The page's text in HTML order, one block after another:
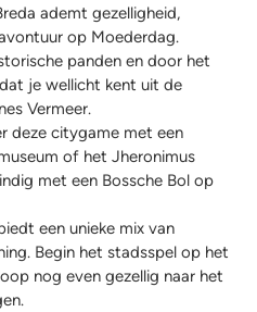
ademt gezelligheid,
op Moederdag.
panden en door het
je wellicht kent uit de
Vermeer.
deze citygame met een
of het Jheronimus
met een Bossche Bol op
een unieke mix van
Begin het stadsspel op het
nog even gezellig naar het